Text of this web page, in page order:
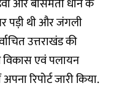
और बासमती धान के
पड़ी थी और जंगली
उत्तराखंड की
विकास एवं पलायन
रिपोर्ट जारीकिया.